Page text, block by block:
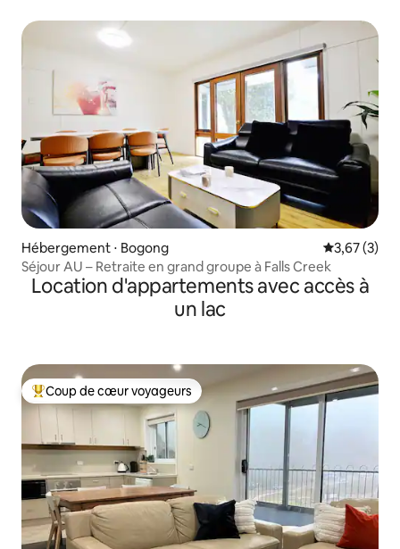
Hébergement ⋅ Bogong Évaluation
3,67 (3)
Séjour AU – Retraite en grand groupe à Falls Creek
Location d'appartements avec accès à
un lac
Coups de cœur voyageurs les plus appréciés
Coup de cœur voyageurs